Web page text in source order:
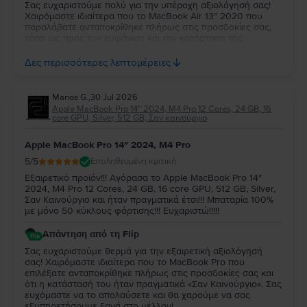
Σας ευχαριστούμε πολύ για την υπέροχη αξιολόγησή σας!
Χαιρόμαστε ιδιαίτερα που το MacBook Air 13″ 2020 που
παραλάβατε ανταποκρίθηκε πλήρως στις προσδοκίες σας,
παράδοσης. Σας ευχαριστούμε για την εμπιστοσύνη σας και
ευχόμαστε να το χαρείτε!
Δες περισσότερες λεπτομέρειες
Manos G.,30 Jul 2026
Apple MacBook Pro 14″ 2024, M4 Pro 12 Cores, 24 GB, 16
core GPU, Silver, 512 GB, Σαν καινούργιο
Apple MacBook Pro 14″ 2024, M4 Pro
5/5 Επαληθευμένη κριτική
Εξαιρετικό προϊόν!!! Αγόρασα το Apple MacBook Pro 14″
2024, M4 Pro 12 Cores, 24 GB, 16 core GPU, 512 GB, Silver,
Σαν Καινούργιο και ήταν πραγματικά έτσι!!! Μπαταρία 100%
με μόνο 50 κύκλους φόρτισης!!! Ευχαριστώ!!!!!
Απάντηση από τη Flip
Σας ευχαριστούμε θερμά για την εξαιρετική αξιολόγησή
σας! Χαιρόμαστε ιδιαίτερα που το MacBook Pro που
επιλέξατε ανταποκρίθηκε πλήρως στις προσδοκίες σας και
ότι η κατάστασή του ήταν πραγματικά «Σαν Καινούργιο». Σας
ευχόμαστε να το απολαύσετε και θα χαρούμε να σας